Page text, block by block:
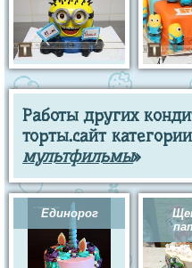
Работы других
торты.сайт
мультфильмы»
Единорог